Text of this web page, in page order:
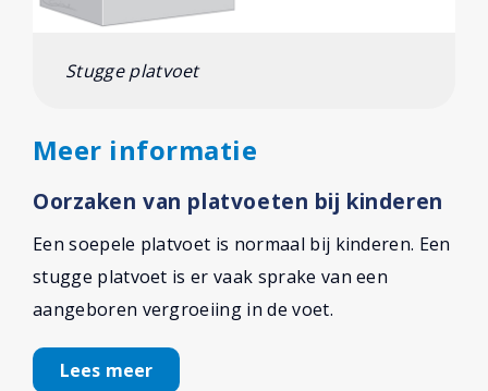
Stugge platvoet
Meer informatie
Oorzaken van platvoeten bij kinderen
Een soepele platvoet is normaal bij kinderen. Een
stugge platvoet is er vaak sprake van een
aangeboren vergroeiing in de voet.
Lees meer